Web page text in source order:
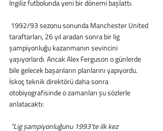
İngiliz futbolunda yeni bir dönemi başlattı.
taraftarları, 26 yıl aradan sonra bir lig
şampiyonluğu kazanmanın sevincini
yaşıyorlardı. Ancak Alex Ferguson o günlerde
bile gelecek başarıların planlarını yapıyordu.
İskoç teknik direktörü daha sonra
otobiyografisinde o zamanları şu sözlerle
anlatacaktı: